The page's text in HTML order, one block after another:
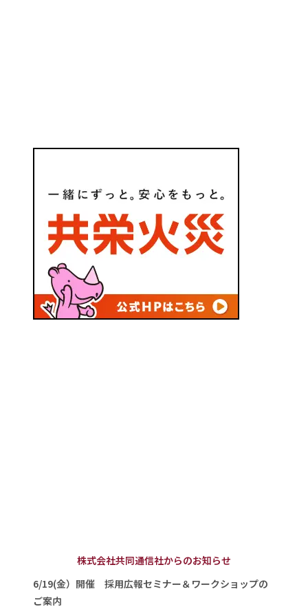
株式会社共同通信社からのお知らせ
6/19(金）開催 採用広報セミナー＆ワークショップの
ご案内